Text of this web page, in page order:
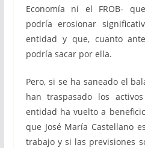
Economía ni el FROB-
podría erosionar
entidad y que, cuanto
podría sacar por ella.
Pero, si se ha saneado el
han traspasado los
entidad ha vuelto a
que José María Castellano
trabajo y si las previsiones